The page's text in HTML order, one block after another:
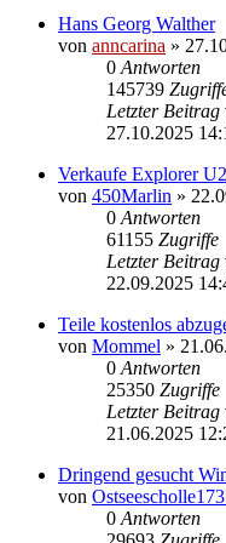
Hans Georg Walther
von anncarina »
0 Antworten
145739
Letzter Beitrag
27.10.2025
Verkaufe Explorer
von 450Marlin »
0 Antworten
61155 Zugriffe
Letzter Beitrag
22.09.2025
Teile kostenlos
von Mommel »
0 Antworten
25350 Zugriffe
Letzter Beitrag
21.06.2025
Dringend gesucht
von
0 Antworten